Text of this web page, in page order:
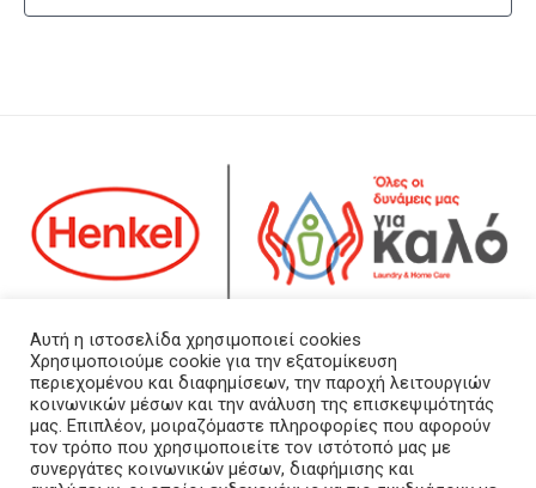
Τα νέα μας
Επικοινωνήστε μαζί μας
Πολιτική Προστασίας Προσωπικών Δεδομένων
Αυτή η ιστοσελίδα χρησιμοποιεί cookies
Χρησιμοποιούμε cookie για την εξατομίκευση
περιεχομένου και διαφημίσεων, την παροχή λειτουργιών
κοινωνικών μέσων και την ανάλυση της επισκεψιμότητάς
μας. Επιπλέον, μοιραζόμαστε πληροφορίες που αφορούν
τον τρόπο που χρησιμοποιείτε τον ιστότοπό μας με
συνεργάτες κοινωνικών μέσων, διαφήμισης και